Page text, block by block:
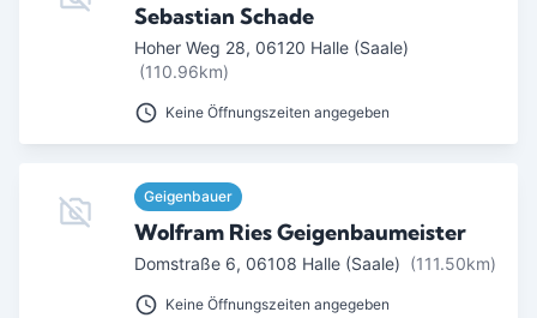
Sebastian Schade
Hoher Weg 28, 06120 Halle (Saale)
(110.96km)
Keine Öffnungszeiten angegeben
Geigenbauer
Wolfram Ries Geigenbaumeister
Domstraße 6, 06108 Halle (Saale) (111.50km)
Keine Öffnungszeiten angegeben